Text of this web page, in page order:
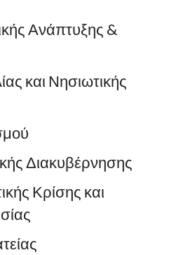
Ανάπτυξης &
και Νησιωτικής
Διακυβέρνησης
Κρίσης και